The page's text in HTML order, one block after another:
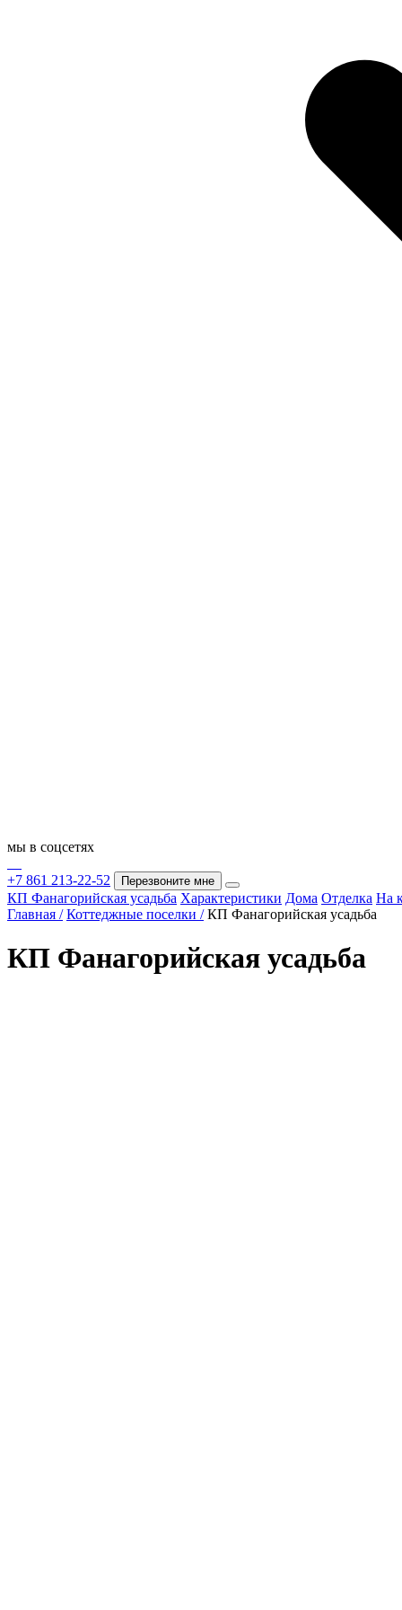
мы в соцсетях
+7 861 213-22-52 Перезвоните мне
КП Фанагорийская усадьба Характеристики Дома Отделка На
Главная / Коттеджные поселки / КП Фанагорийская усадьба
КП Фанагорийская усадьба